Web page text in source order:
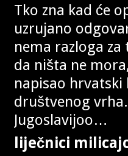
Tko zna kad će
uzrujano
nema razloga
da ništa ne
napisao hrvatski
društvenog
Jugoslavijoo…
liječnici